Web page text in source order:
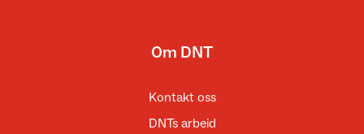
Om DNT
Kontakt oss
DNTs arbeid